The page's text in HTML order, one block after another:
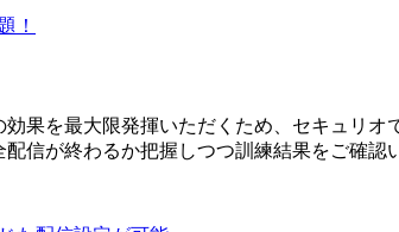
果を最大限発揮いただくため、セキュリ
信が終わるか把握しつつ訓練結果をご確認